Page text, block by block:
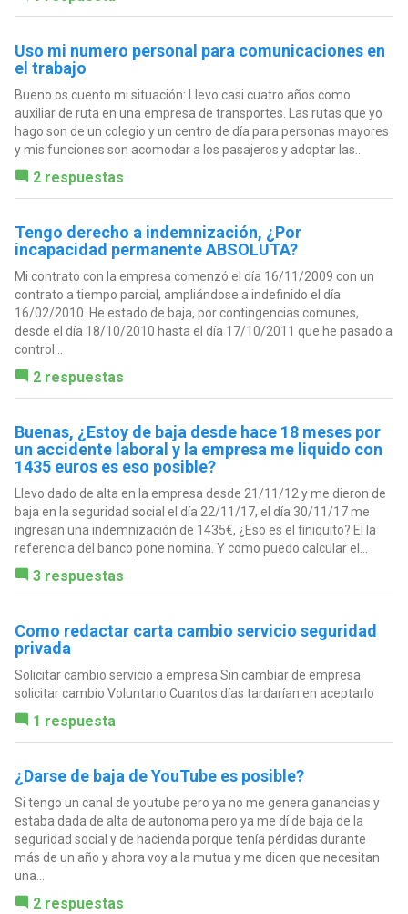
Uso mi numero personal para comunicaciones en
el trabajo
Bueno os cuento mi situación: Llevo casi cuatro años como
auxiliar de ruta en una empresa de transportes. Las rutas que yo
hago son de un colegio y un centro de día para personas mayores
y mis funciones son acomodar a los pasajeros y adoptar las...
2 respuestas
Tengo derecho a indemnización, ¿Por
incapacidad permanente ABSOLUTA?
Mi contrato con la empresa comenzó el día 16/11/2009 con un
contrato a tiempo parcial, ampliándose a indefinido el día
16/02/2010. He estado de baja, por contingencias comunes,
desde el día 18/10/2010 hasta el día 17/10/2011 que he pasado a
control...
2 respuestas
Buenas, ¿Estoy de baja desde hace 18 meses por
un accidente laboral y la empresa me liquido con
1435 euros es eso posible?
Llevo dado de alta en la empresa desde 21/11/12 y me dieron de
baja en la seguridad social el día 22/11/17, el día 30/11/17 me
ingresan una indemnización de 1435€, ¿Eso es el finiquito? El la
referencia del banco pone nomina. Y como puedo calcular el...
3 respuestas
Como redactar carta cambio servicio seguridad
privada
Solicitar cambio servicio a empresa Sin cambiar de empresa
solicitar cambio Voluntario Cuantos días tardarían en aceptarlo
1 respuesta
¿Darse de baja de YouTube es posible?
Si tengo un canal de youtube pero ya no me genera ganancias y
estaba dada de alta de autonoma pero ya me dí de baja de la
seguridad social y de hacienda porque tenía pérdidas durante
más de un año y ahora voy a la mutua y me dicen que necesitan
una...
2 respuestas